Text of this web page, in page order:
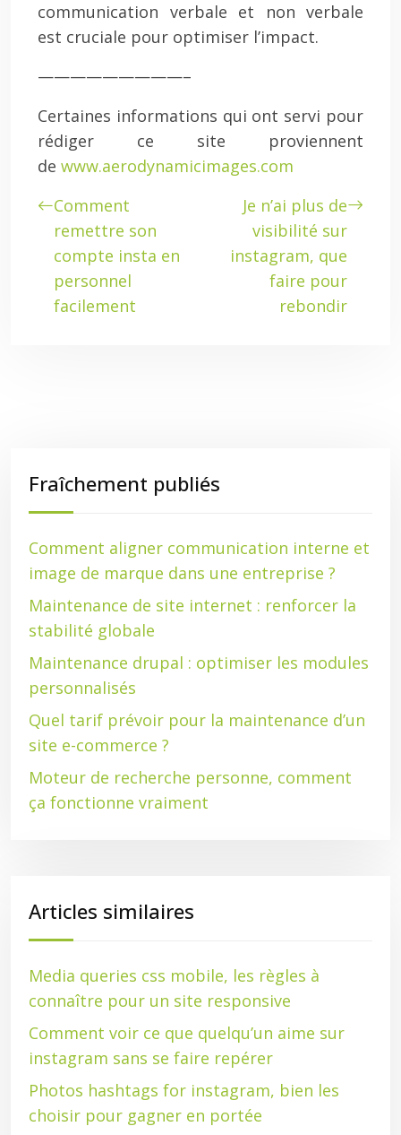
communication verbale et non verbale
est cruciale pour optimiser l’impact.
—————————–
Certaines informations qui ont servi pour
rédiger ce site proviennent
de www.aerodynamicimages.com
Comment
remettre son
compte insta en
personnel
facilement
Je n’ai plus de
visibilité sur
instagram, que
faire pour
rebondir
Fraîchement publiés
Comment aligner communication interne et
image de marque dans une entreprise ?
Maintenance de site internet : renforcer la
stabilité globale
Maintenance drupal : optimiser les modules
personnalisés
Quel tarif prévoir pour la maintenance d’un
site e-commerce ?
Moteur de recherche personne, comment
ça fonctionne vraiment
Articles similaires
Media queries css mobile, les règles à
connaître pour un site responsive
Comment voir ce que quelqu’un aime sur
instagram sans se faire repérer
Photos hashtags for instagram, bien les
choisir pour gagner en portée